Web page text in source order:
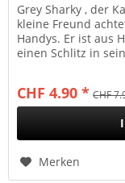
Grey Sharky , der
kleine Freund
Handys. Er ist aus
einen Schlitz in
CHF 4.90 * CHF
Merken